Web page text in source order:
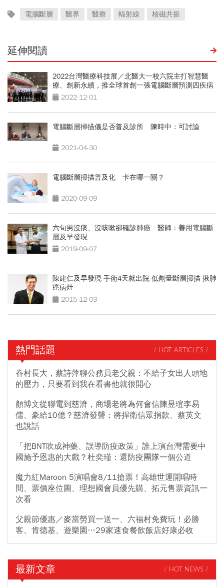
電腦斷層 醫界 醫療 輻射線 核磁共振
延伸閱讀
2022台灣醫療科技展／北醫大一校六院主打智慧醫
療、創新永續，推全球首創一張電腦斷層預測四疾病
2022-12-01
電腦斷層掃描儀是否普及診所 陳時中：可討論
2021-04-30
電腦斷層掃描普及化 卡在哪一關？
2020-09-09
六旬男沒痰、沒咳嗽卻確診肺癌 醫師：善用電腦斷
層及早發現
2019-09-07
陳建仁及早發現 手術4天就出院 低劑量斷層掃描 揪肺
癌病灶
2015-12-03
熱門話題 / HOT ARTICLES /
眷村長大，蔡詩萍聊公務員老父親：不給子女出人頭地
的壓力，只要看到我在看書他就很開心
顏博文從聯電到慈濟，商場老將為何會信陳昱瑄李易
儒、豪給10億？慈濟發聲：將捍衛信眾捐款、蔡英文
也說話
「把BNT吹成神藥、誤導防疫政策」誰上演台灣需要中
國施予恩惠的大戲？杜奕瑾：還防疫團隊一個公道
魔力紅Maroon 5演唱會8/11搶票！高雄世運開唱時
間、票價座位圖、理想國會員優先購、拓元售票資訊一
次看
父親節優惠／麥當勞買一送一、六福村免費玩！必勝
客、肯德基、遊樂園…29家速食餐飲飯店好康必收
最新文章 / HOT NEWS /